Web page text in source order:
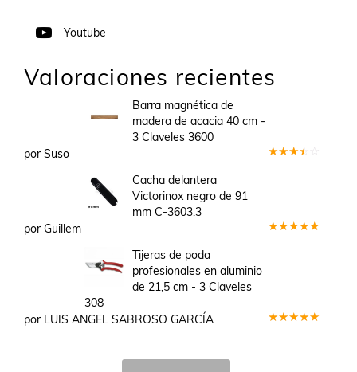
Youtube
Valoraciones recientes
Barra magnética de
madera de acacia 40 cm -
3 Claveles 3600
por Suso
Cacha delantera
Victorinox negro de 91
mm C-3603.3
por Guillem
Tijeras de poda
profesionales en aluminio
de 21,5 cm - 3 Claveles
308
por LUIS ANGEL SABROSO GARCÍA